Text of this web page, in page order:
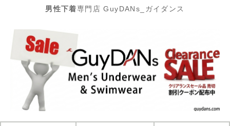
男性下着専門店 GuyDANs_ガイダンス